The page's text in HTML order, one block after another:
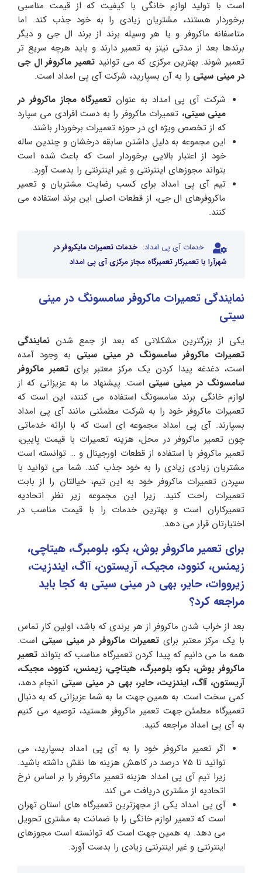
است با تولید لوازم خانگی با کیفیت که از قیمت مناسبی
برخوردار هستند، مشتریان زیادی را به خود جذب کند. اما
متاسفانه ماکروفر و یا هر وسیله برند از برند ال جی و دیگر
برندها بعد از مدتی نیتز به تعمیر دارند و باید هرچه سریع تر
تعمیر شوند. بهترین مرکزی که می توانید تعمیر ماکروفر ال جی
در مینی سیتی را به آن بسپارید، شرکت آی پی امداد است.
شرکت آی پی امداد به عنوان تعمیرگاه مجاز ماکروفر در
مینی سیتی، تعمیرات ماکروفر را به دست افرادی می سپارد
که از تخصص ویژه ای در حوزه تعمیرات برخوردار باشند.
این مجموعه به دلیل داشتن سابقه درخشان و چندین ساله
خود از اعتبار بالایی برخوردار است که باعث شده است
بتواند مجوزهای اینترنتی و غیر اینترنتی را بدست آورد.
تیم آی پی امداد برای کسب رضایت مشتریان و تعمیر
ماکروفرهای ال جی، از قطعات اصلی این برند استفاده می
کنند.
خدمات آی پی امداد: خدمات تعمیرات مایکروفر در
شهرآرا با تعمیرکار تعمیرگاه مجاز مرکزی آی پی امداد
نمایندگی تعمیرات ماکروفر سامسونگ در مینی
سیتی
یکی از بزرگترین مشکلاتی که بعد از جمع شدن نمایندگی
تعمیرات ماکروفر سامسونگ در مینی سیتی به وجود آمده
است، دغدغه پیدا کردن یک مرکز معتبر برای تعمبر ماکروفر
سامسونگ در مینی سیتی است. پیشنهاد ما به عزیزانی که از
لوازم خانگی برند سامسونگ استفاده می کنند، این است که
تعمیرات ماکروفر خود را به شرکت مطمئنی مانند آی پی امداد
بسپارند. آی پی امداد مجموعه ای است که با ارائه خدماتی
چون تعمیر ماکروفر در محل، هزینه تعمیرات با قیمت پایین،
تعمیر ماکروفر با استفاده از قطعات اورجینال و … توانسته است
مشتریان زیادی زیادی را به خود جذب کند. شما می توانید با
سپردن تعمیرات ماکروفر خود به این تیم، خیالتان را از بابت
تعمیرات راحت کنید. زیرا این مجموعه زیر نظر اتحادیه
تعمیرکاران است و بهترین خدمات را با قیمت مناسب در
اختیارتان قرار می دهد.
برای تعمیر ماکروفر بوش، بکو، بلومبرگ، هیتاچی،
زیمنس، کنوود، مجیک، آریستون، آاگ، ایندزیت،
زیرووات، حایر، بهی در مینی سیتی به کجا باید
مراجعه کرد؟
بعد از خراب شدن ماکروفر از هر برندی که باشد، اولین کار تماس
با یک مرکز معتبر برای تعمیرات ماکروفر در مینی سیتی است.
همه ما می دانیم که پیدا کردن تعمیرگاه مناسب که بتواند تعمیر
ماکروفر بوش، بکو، بلومبرگ، هیتاچی، زیمنس، کنوود، مجیک،
آریستون، آاگ، ایندزیت، حایر، بهی در مینی سیتی انجام دهد،
کمی سخت است. به همین جهت ما به شما عزیزانی که به دنبال
تعمیرگاه مطمئن جهت تعمیر ماکروفر هستید، توصیه می کنیم
به آی پی امداد مراجعه کنید.
اگر تعمیر ماکروفر خود را به آی پی امداد بسپارید، می
توانید تا 75 درصد در کاهش هزینه ها نقش داشته باشید.
زیرا تیم آی پی امداد هزینه تعمیر ماکروفر را بر اساس نرخ
اتحادیه از مشتری دریافت می کند.
آی پی امداد یکی از مجهزترین تعمیرگاه های استان تهران
است که تعمیر لوازم خانگی را با ضمانت به مشتری تحویل
می دهد. به همین جهت است که توانسته است مجوزهای
اینترنتی و غیر اینترنتی زیادی را بدست آورد.